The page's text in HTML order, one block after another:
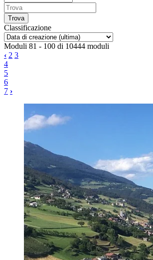
Classificazione
Moduli 81 - 100 di 10444 moduli
‹ 2 3
4
5
6
7 ›